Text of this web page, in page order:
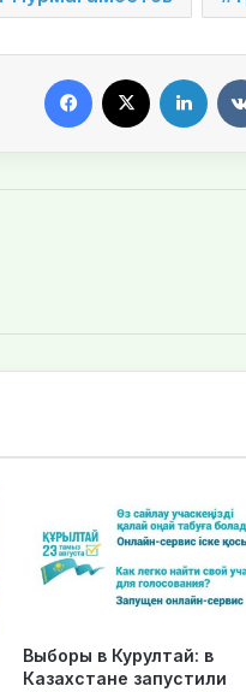
Выборы в Курултай: в
Казахстане запустили